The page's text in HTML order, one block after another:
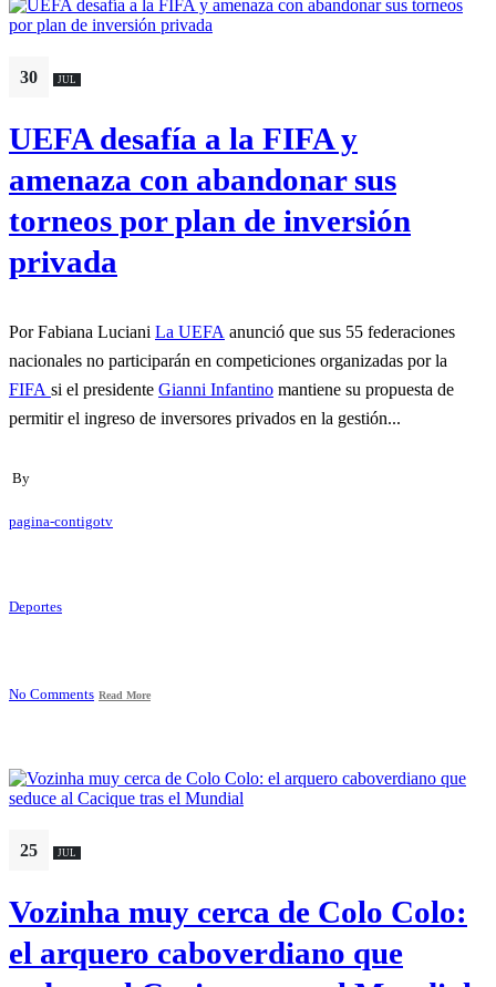
30 JUL
UEFA desafía a la FIFA y
amenaza con abandonar sus
torneos por plan de inversión
privada
Por Fabiana Luciani La UEFA anunció que sus 55 federaciones
nacionales no participarán en competiciones organizadas por la
FIFA si el presidente Gianni Infantino mantiene su propuesta de
permitir el ingreso de inversores privados en la gestión...
By
pagina-contigotv
Deportes
No Comments Read More
25 JUL
Vozinha muy cerca de Colo Colo:
el arquero caboverdiano que